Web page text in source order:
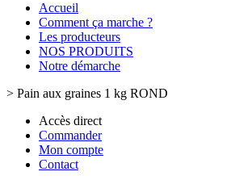
Accueil
Comment ça marche ?
Les producteurs
NOS PRODUITS
Notre démarche
> Pain aux graines 1 kg ROND
Accès direct
Commander
Mon compte
Contact